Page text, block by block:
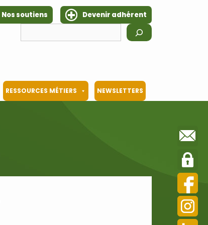
Nos soutiens
Devenir adhérent
RESSOURCES MÉTIERS NEWSLETTERS